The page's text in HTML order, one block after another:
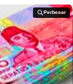
Perbesar
Perbesar